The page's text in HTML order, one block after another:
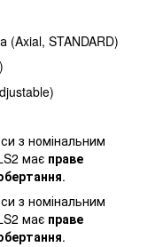
(Axial, STANDARD)
з номінальним
має праве
.
з номінальним
має праве
.